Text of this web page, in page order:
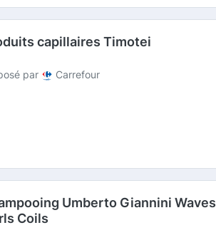
capillaires Timotei
par Carrefour
Umberto Giannini Waves
Coils